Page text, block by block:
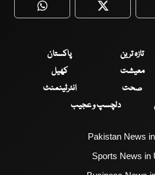
WhatsApp Twitter
تازہ ترین
پاکستان
معیشت
کھیل
صحت
انٹرٹینمنٹ
دلچسپ و عجیب
Pakistan News
Sports News in